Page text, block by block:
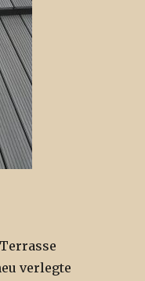
verlegte